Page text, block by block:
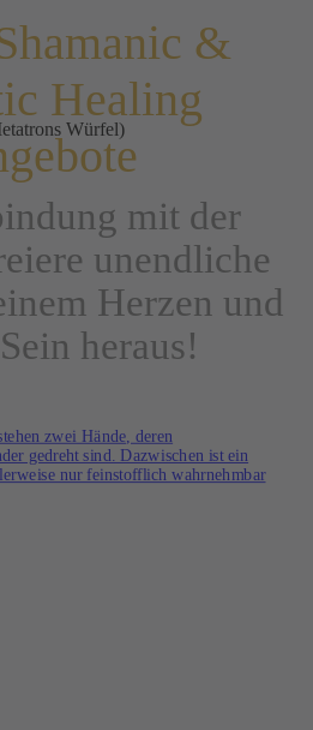
&
Healing
mit der
unendliche
Herzen und
heraus!